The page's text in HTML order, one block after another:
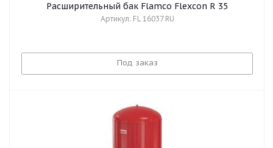
Расширительный бак Flamco Flexcon R 35
Артикул: FL 16037 RU
Под заказ